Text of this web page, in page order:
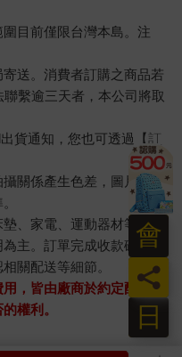
目前僅限台灣本島。注
送。消費者訂購之商品若
繫逾三天者，本公司將取
貨通知，您也可透過【訂
關係產生色差，圖片僅供
、家電、運動器材等）及
主。訂單完成收款確認
關配送等細節。
，皆由廠商於約定配送時
權利。
日
員
會